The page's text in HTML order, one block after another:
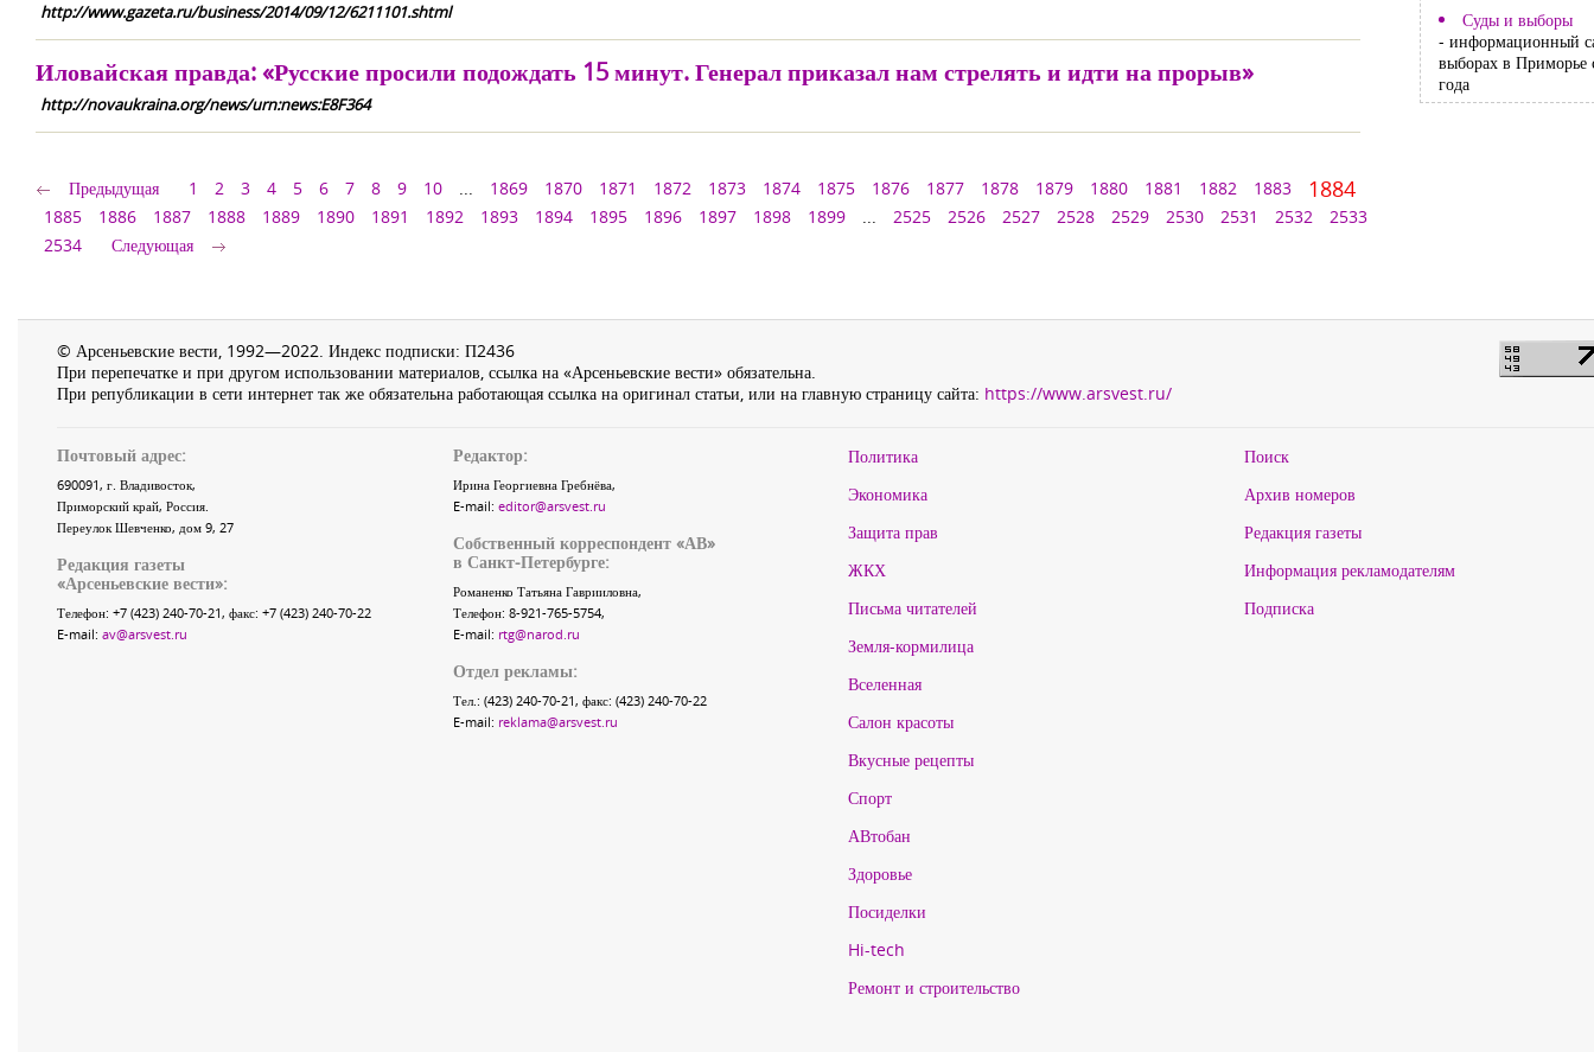
http://www.gazeta.ru/business/2014/09/12/6211101.shtml
Иловайская правда: «Русские просили подождать 15 минут. Генерал приказал нам стрелять и идти на прорыв»
http://novaukraina.org/news/urn:news:E8F364
Предыдущая 1 2 3 4 5 6 7 8 9 10 ... 1869 1870 1871 1872 1873 1874 1875 1876 1877 1878 1879 1880 1881 1882 1883 1884
1885 1886 1887 1888 1889 1890 1891 1892 1893 1894 1895 1896 1897 1898 1899 ... 2525 2526 2527 2528 2529 2530 2531 2532
2533
2534
Следующая
Суды и выборы
- информационный
выборах в Приморье
года
© Арсеньевские вести, 1992—2022. Индекс подписки: П2436
При перепечатке и при другом использовании материалов, ссылка на «Арсеньевские вести» обязательна.
При републикации в сети интернет так же обязательна работающая ссылка на оригинал статьи, или на главную страницу сайта: https://www.arsvest.ru/
Почтовый адрес:
690091, г. Владивосток,
Приморский край, Россия.
Переулок Шевченко, дом 9, 27
Редакция газеты
«Арсеньевские вести»:
Телефон: +7 (423) 240-70-21, факс: +7 (423) 240-70-22
E-mail: av@arsvest.ru
Редактор:
Ирина Георгиевна Гребнёва,
E-mail: editor@arsvest.ru
Собственный корреспондент «АВ»
в Санкт-Петербурге:
Романенко Татьяна Гаврииловна,
Телефон: 8-921-765-5754,
E-mail: rtg@narod.ru
Отдел рекламы:
Тел.: (423) 240-70-21, факс: (423) 240-70-22
E-mail: reklama@arsvest.ru
Политика
Экономика
Защита прав
ЖКХ
Письма читателей
Земля-кормилица
Вселенная
Салон красоты
Вкусные рецепты
Спорт
АВтобан
Здоровье
Посиделки
Hi-tech
Ремонт и строительство
Поиск
Архив номеров
Редакция газеты
Информация рекламодателям
Подписка